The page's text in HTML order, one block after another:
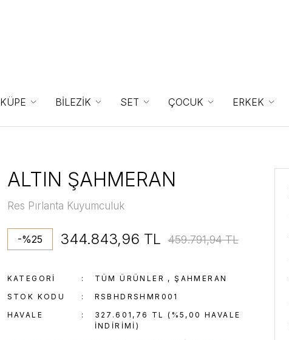
KÜPE BİLEZİK SET ÇOCUK ERKEK
ALTIN ŞAHMERAN
Res Pırlanta Kuyumculuk
-%25 344.843,96 TL 459.791,94 TL
KATEGORI TÜM ÜRÜNLER ,ŞAHMERAN
STOK KODU
RSBHDRSHMR001
HAVALE
327.601,76 TL (%5,00 HAVALE
INDIRIMI)